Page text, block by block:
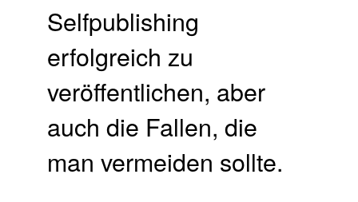
Selfpublishing
erfolgreich zu
veröffentlichen, aber
auch die Fallen, die
man vermeiden sollte.